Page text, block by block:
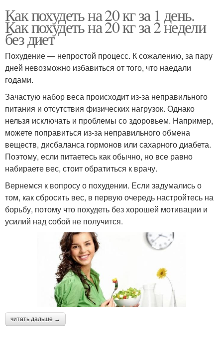
Как похудеть на 20 кг за 1 день.
Как похудеть на 20 кг за 2 недели
без диет
Похудение — непростой процесс. К сожалению, за пару
дней невозможно избавиться от того, что наедали
годами.
Зачастую набор веса происходит из-за неправильного
питания и отсутствия физических нагрузок. Однако
нельзя исключать и проблемы со здоровьем. Например,
можете поправиться из-за неправильного обмена
веществ, дисбаланса гормонов или сахарного диабета.
Поэтому, если питаетесь как обычно, но все равно
набираете вес, стоит обратиться к врачу.
Вернемся к вопросу о похудении. Если задумались о
том, как сбросить вес, в первую очередь настройтесь на
борьбу, потому что похудеть без хорошей мотивации и
усилий над собой не получится.
читать дальше →